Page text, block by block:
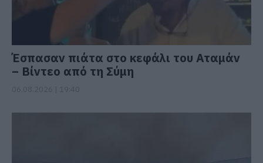
Έσπασαν πιάτα στο κεφάλι του Αταμάν
– Βίντεο από τη Σύμη